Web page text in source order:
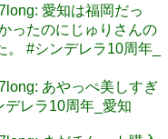
愛知は福岡だっ
ったのにじゅりさんの
#シンデレラ10周年_
あやっぺ美しすぎ
レラ10周年_愛知